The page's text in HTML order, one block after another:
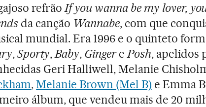
refrãoIf you wanna be my lover,
da canção Wannabe, com que
mundial. Era 1996 e o quinteto
,Sporty,Baby, GingerePosh, apelidos
Geri Halliwell, Melanie
,Melanie Brown (Mel B) e Emma
álbum, que vendeu mais de 20